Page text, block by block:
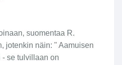
suomentaa R.
jotenkin näin: " Aamuisen
se tulvillaan on